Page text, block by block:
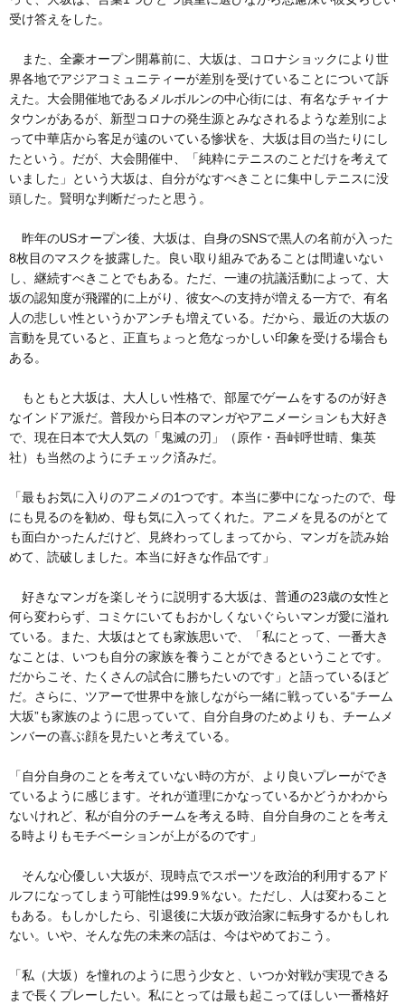
受け答えをした。
また、全豪オープン開幕前に、大坂は、コロナショックにより世
界各地でアジアコミュニティーが差別を受けていることについて訴
えた。大会開催地であるメルボルンの中心街には、有名なチャイナ
タウンがあるが、新型コロナの発生源とみなされるような差別によ
って中華店から客足が遠のいている惨状を、大坂は目の当たりにし
たという。だが、大会開催中、「純粋にテニスのことだけを考えて
いました」という大坂は、自分がなすべきことに集中しテニスに没
頭した。賢明な判断だったと思う。
昨年のUSオープン後、大坂は、自身のSNSで黒人の名前が入った
8枚目のマスクを披露した。良い取り組みであることは間違いない
し、継続すべきことでもある。ただ、一連の抗議活動によって、大
坂の認知度が飛躍的に上がり、彼女への支持が増える一方で、有名
人の悲しい性というかアンチも増えている。だから、最近の大坂の
言動を見ていると、正直ちょっと危なっかしい印象を受ける場合も
ある。
もともと大坂は、大人しい性格で、部屋でゲームをするのが好き
なインドア派だ。普段から日本のマンガやアニメーションも大好き
で、現在日本で大人気の「鬼滅の刃」（原作・吾峠呼世晴、集英
社）も当然のようにチェック済みだ。
「最もお気に入りのアニメの1つです。本当に夢中になったので、母
にも見るのを勧め、母も気に入ってくれた。アニメを見るのがとて
も面白かったんだけど、見終わってしまってから、マンガを読み始
めて、読破しました。本当に好きな作品です」
好きなマンガを楽しそうに説明する大坂は、普通の23歳の女性と
何ら変わらず、コミケにいてもおかしくないぐらいマンガ愛に溢れ
ている。また、大坂はとても家族思いで、「私にとって、一番大き
なことは、いつも自分の家族を養うことができるということです。
だからこそ、たくさんの試合に勝ちたいのです」と語っているほど
だ。さらに、ツアーで世界中を旅しながら一緒に戦っている“チーム
大坂”も家族のように思っていて、自分自身のためよりも、チームメ
ンバーの喜ぶ顔を見たいと考えている。
「自分自身のことを考えていない時の方が、より良いプレーができ
ているように感じます。それが道理にかなっているかどうかわから
ないけれど、私が自分のチームを考える時、自分自身のことを考え
る時よりもモチベーションが上がるのです」
そんな心優しい大坂が、現時点でスポーツを政治的利用するアド
ルフになってしまう可能性は99.9％ない。ただし、人は変わること
もある。もしかしたら、引退後に大坂が政治家に転身するかもしれ
ない。いや、そんな先の未来の話は、今はやめておこう。
「私（大坂）を憧れのように思う少女と、いつか対戦が実現できる
まで長くプレーしたい。私にとっては最も起こってほしい一番格好